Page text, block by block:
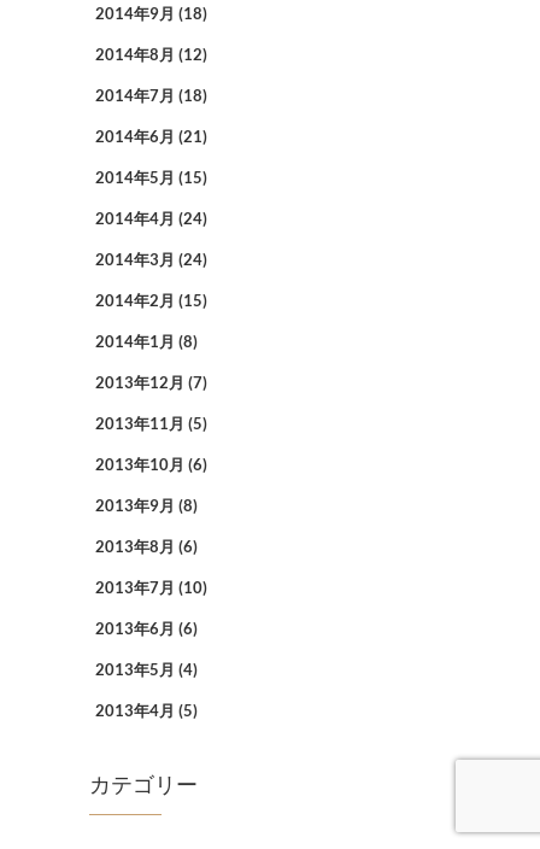
2014年9月 (18)
2014年8月 (12)
2014年7月 (18)
2014年6月 (21)
2014年5月 (15)
2014年4月 (24)
2014年3月 (24)
2014年2月 (15)
2014年1月 (8)
2013年12月 (7)
2013年11月 (5)
2013年10月 (6)
2013年9月 (8)
2013年8月 (6)
2013年7月 (10)
2013年6月 (6)
2013年5月 (4)
2013年4月 (5)
カテゴリー